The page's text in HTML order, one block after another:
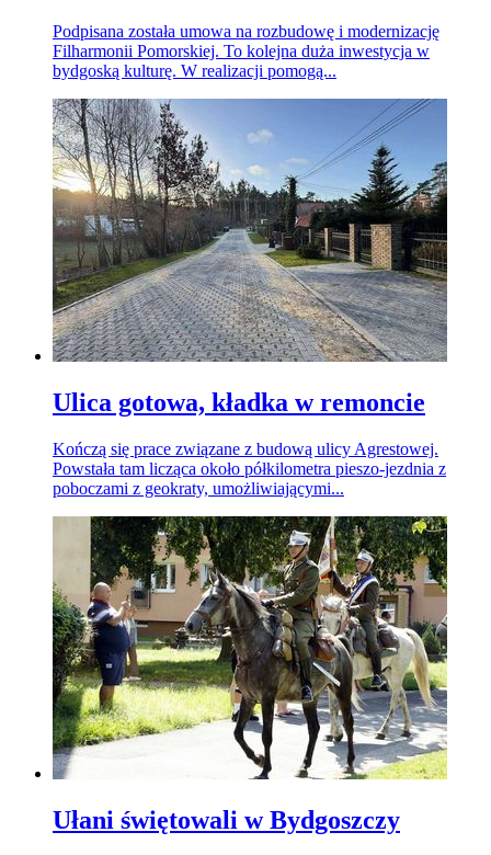
Podpisana została umowa na rozbudowę i modernizację
Filharmonii Pomorskiej. To kolejna duża inwestycja w
bydgoską kulturę. W realizacji pomogą...
Ulica gotowa, kładka w remoncie
Kończą się prace związane z budową ulicy Agrestowej.
Powstała tam licząca około półkilometra pieszo-jezdnia z
poboczami z geokraty, umożliwiającymi...
Ułani świętowali w Bydgoszczy